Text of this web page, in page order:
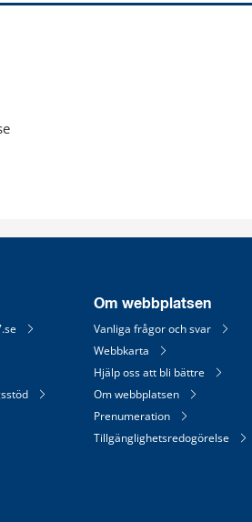
Om webbplatsen
Vanliga frågor och svar
Webbkarta
Hjälp oss att bli bättre
Om webbplatsen
Prenumeration
Tillgänglighetsredogörelse